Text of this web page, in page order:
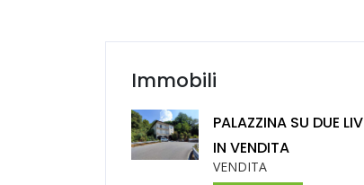
Immobili
PALAZZINA SU DUE
IN VENDITA
VENDITA